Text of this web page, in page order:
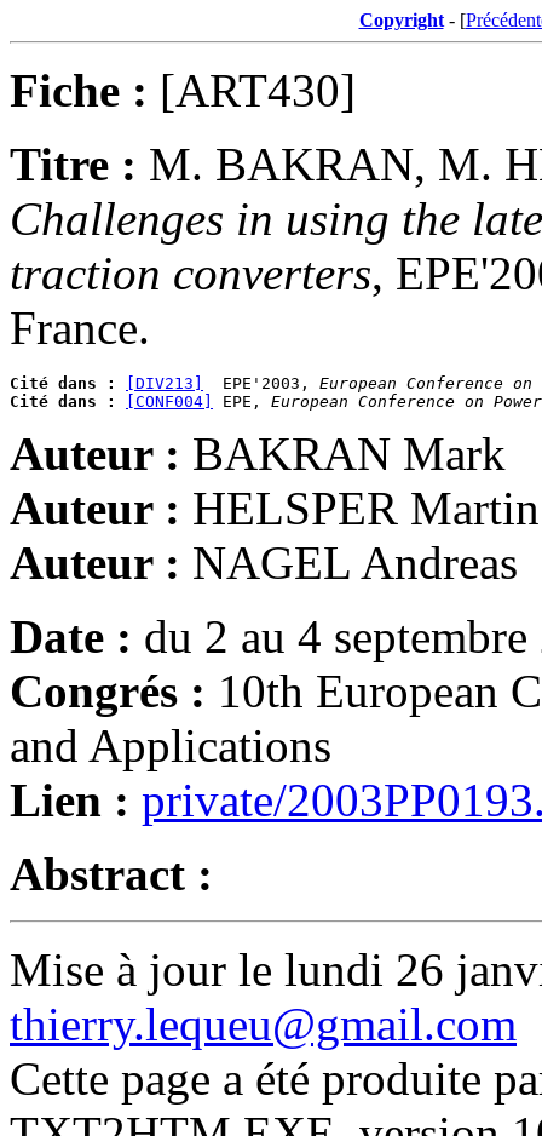
Copyright- [
Fiche : [ART430]
Titre : M. BAKRAN, M.
Challenges in using the
traction converters,
France.
Cité dans : [DIV213]
  EPE'2003,
European Conference
Cité dans :
[CONF004] EPE, European Conference on
Auteur : BAKRAN Mark
Auteur : HELSPER Martin
Auteur : NAGEL Andreas
Date : du 2 au 4
Congrés : 10th European
and Applications
Lien : private/
Abstract :
Mise à jour le lundi 26
thierry.lequeu@gmail.com
Cette page a été produite